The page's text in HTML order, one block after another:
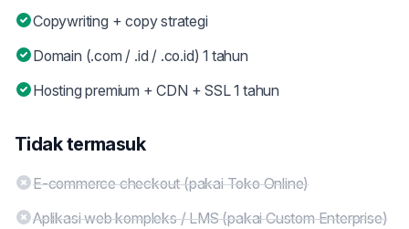
Copywriting + copy strategi
Domain (.com / .id / .co.id) 1 tahun
Hosting premium + CDN + SSL 1 tahun
Tidak termasuk
E-commerce checkout (pakai Toko Online)
Aplikasi web kompleks / LMS (pakai Custom Enterprise)